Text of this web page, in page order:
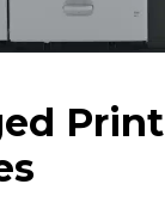
Print